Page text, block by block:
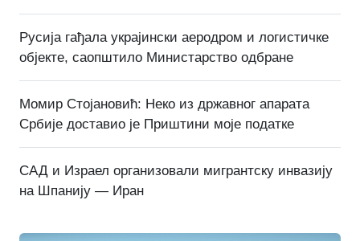
Русија гађала украјински аеродром и логистичке
објекте, саопштило Министарство одбране
Момир Стојановић: Неко из државног апарата
Србије доставио је Приштини моје податке
САД и Израел организовали мигрантску инвазију
на Шпанију — Иран